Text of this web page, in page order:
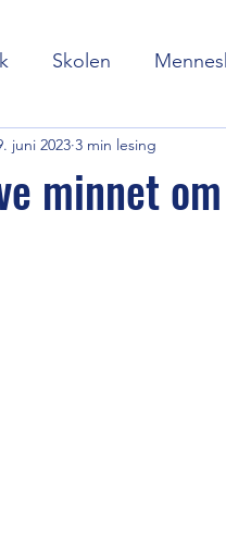
Skolen
minnet
juni 2023 3 min lesing